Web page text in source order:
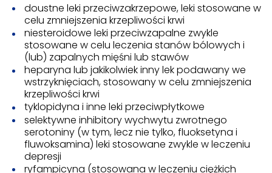
doustne leki przeciwzakrzepowe, leki stosowane w
celu zmniejszenia krzepliwości krwi
niesteroidowe leki przeciwzapalne zwykle
stosowane w celu leczenia stanów bólowych i
(lub) zapalnych mięśni lub stawów
heparyna lub jakikolwiek inny lek podawany we
wstrzyknięciach, stosowany w celu zmniejszenia
krzepliwości krwi
tyklopidyna i inne leki przeciwpłytkowe
selektywne inhibitory wychwytu zwrotnego
serotoniny (w tym, lecz nie tylko, fluoksetyna i
fluwoksamina) leki stosowane zwykle w leczeniu
depresji
ryfampicyna (stosowana w leczeniu ciężkich